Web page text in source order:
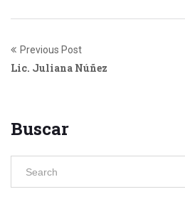
Previous Post
Lic. Juliana Núñez
Buscar